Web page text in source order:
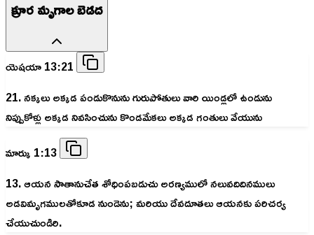
క్రూర మృగాల బెడద
యెషయా 13:21
21. నక్కలు అక్కడ పండుకొనును గురుపోతులు వారి యిండ్లలో ఉండును
నిప్పుకోళ్లు అక్కడ నివసించును కొండమేకలు అక్కడ గంతులు వేయును
మార్కు 1:13
13. ఆయన సాతానుచేత శోధింపబడుచు అరణ్యములో నలువదిదినములు
అడవిమృగములతోకూడ నుండెను; మరియు దేవదూతలు ఆయనకు పరిచర్య
చేయుచుండిరి.